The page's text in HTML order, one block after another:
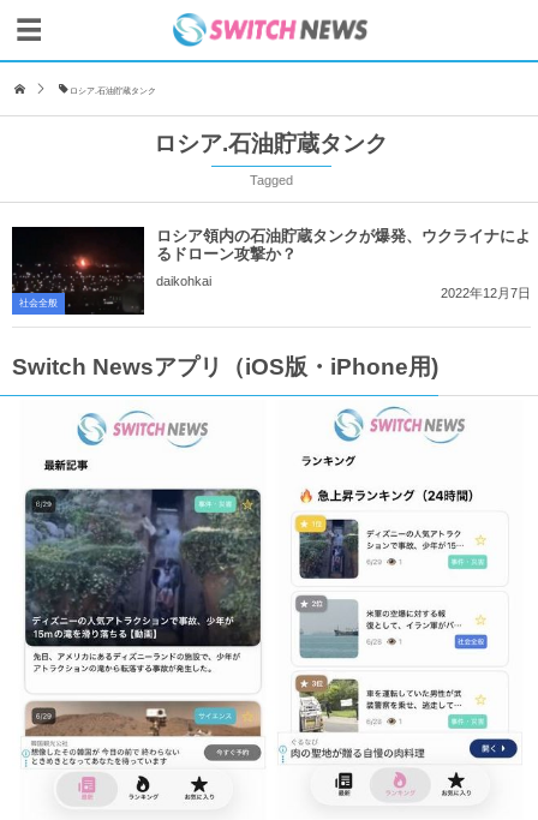
ロシア.石油貯蔵タンク
ロシア.石油貯蔵タンク
Tagged
社会全般
ロシア領内の石油貯蔵タンクが爆発、ウクライナによ
るドローン攻撃か？
daikohkai
2022年12月7日
Switch Newsアプリ（iOS版・iPhone用)